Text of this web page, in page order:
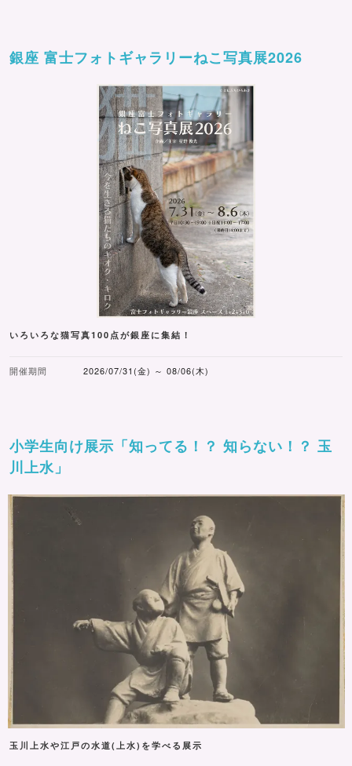
銀座 富士フォトギャラリーねこ写真展2026
いろいろな猫写真100点が銀座に集結！
開催期間 2026/07/31(金) ～ 08/06(木)
小学生向け展示「知ってる！？ 知らない！？ 玉
川上水」
玉川上水や江戸の水道(上水)を学べる展示